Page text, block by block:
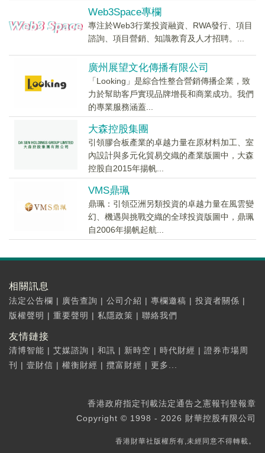
Web3Space專欄
專注於Web3行業投資融資、RWA發行、項目
諮詢、項目營銷、知識教育及人才招聘。...
廣州展望文化傳播有限公司
「Looking」是綜合性整合營銷傳播企業，致
力於幫助客戶實現品牌增長和商業成功。我們
的專業服務涵蓋...
大森控股集團
引領膠合板產業的卓越力量在原材料加工、室
內設計與多元化貿易交織的產業版圖中，大森
控股自2015年揚帆...
VMS鼎珮
鼎珮：引領亞洲另類投資的卓越力量在風雲變
幻、機遇與挑戰交織的全球投資版圖中，鼎珮
自2006年揚帆起航...
相關訊息
法定公告欄 | 廣告查詢 | 公司介紹 | 專欄邀稿 | 投資者關係 |
版權聲明 | 重要聲明 | 私隱政策 | 聯絡我們
友情鏈接
清博智能 | 艾媒諮詢 | 和訊 | 新時空 | 時代財經 | 證券市場周
刊
| 壹財信 | 權衡財經 | 攬富財經 | 更多...
香港政府指定刊載法定通告之憲報刊登報章
Copyright © 1998 - 2026 財華控股有限公司
香港財華社版權所有,未經同意不得轉載。